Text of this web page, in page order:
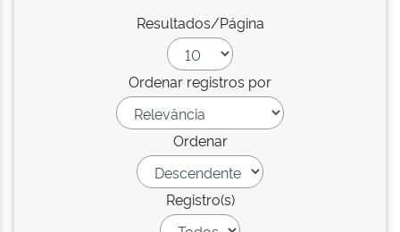
Resultados/Página
Ordenar registros por
Ordenar
Registro(s)